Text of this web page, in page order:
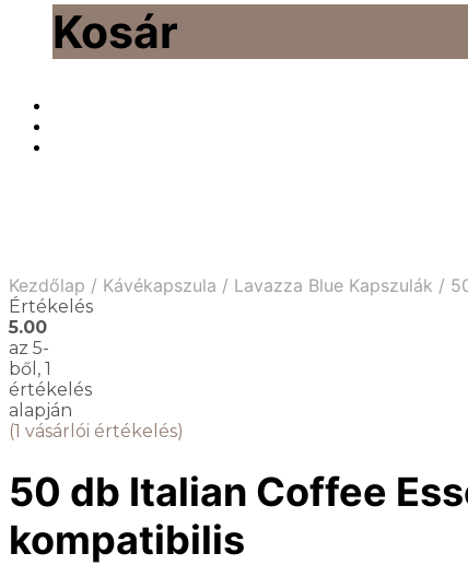
Kosár
Kezdőlap / Kávékapszula / Lavazza Blue Kapszulák /
Értékelés
5.00
az 5-
ből, 1
értékelés
alapján
(1 vásárlói értékelés)
50 db Italian Coffee
kompatibilis